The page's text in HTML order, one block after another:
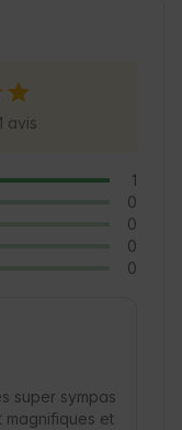
explorer la
chaque hôte
avis
1
0
0
0
0
super sympas
et